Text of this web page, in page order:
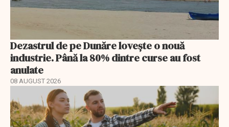
Dezastrul de pe Dunăre lovește o nouă
industrie. Până la 80% dintre curse au fost
anulate
08 AUGUST 2026